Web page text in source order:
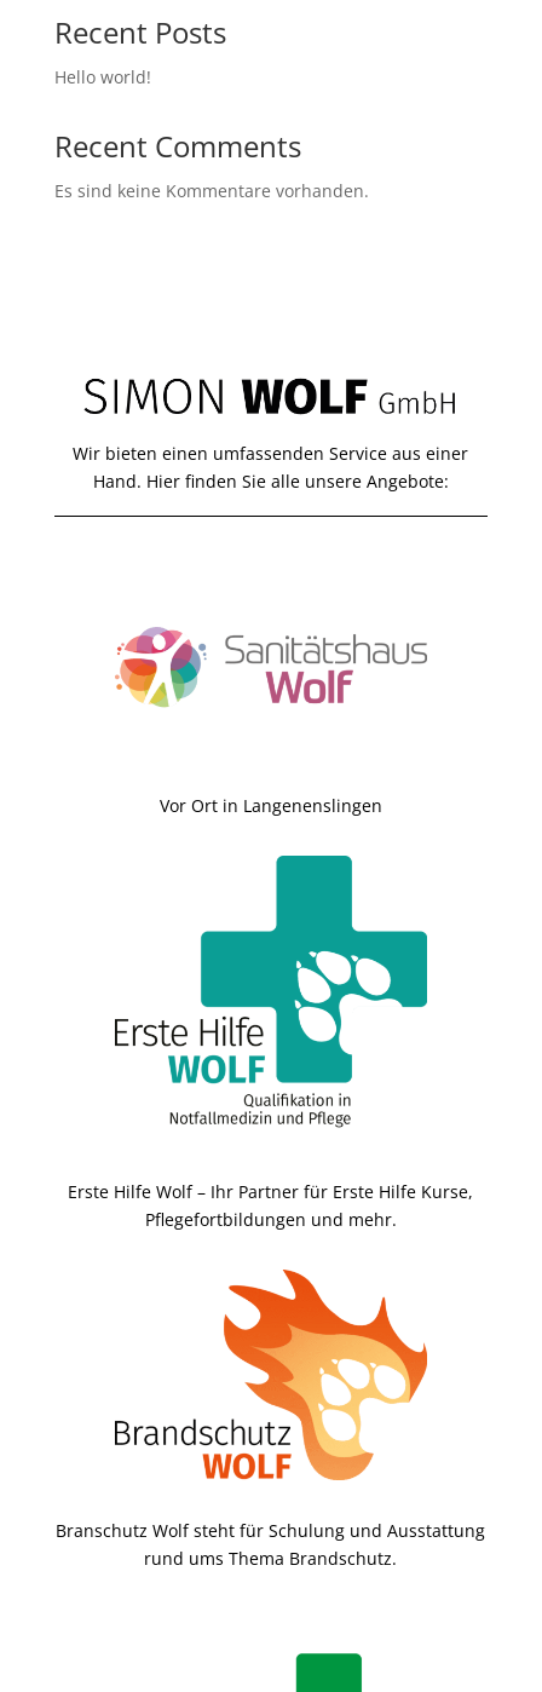
Recent Posts
Hello world!
Recent Comments
Es sind keine Kommentare vorhanden.
Wir bieten einen umfassenden Service aus einer
Hand. Hier finden Sie alle unsere Angebote:
Vor Ort in Langenenslingen
Erste Hilfe Wolf – Ihr Partner für Erste Hilfe Kurse,
Pflegefortbildungen und mehr.
Branschutz Wolf steht für Schulung und Ausstattung
rund ums Thema Brandschutz.